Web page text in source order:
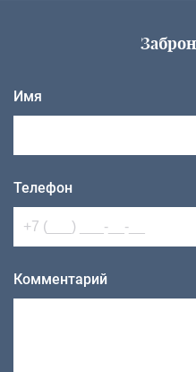
Имя
Телефон
Комментарий